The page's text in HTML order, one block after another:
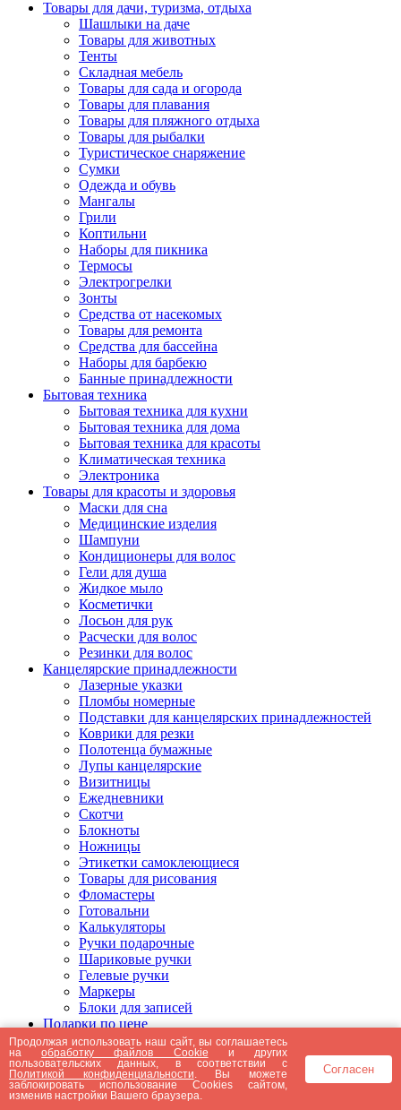
Товары для дачи, туризма, отдыха
Шашлыки на даче
Товары для животных
Тенты
Складная мебель
Товары для сада и огорода
Товары для плавания
Товары для пляжного отдыха
Товары для рыбалки
Туристическое снаряжение
Сумки
Одежда и обувь
Мангалы
Грили
Коптильни
Наборы для пикника
Термосы
Электрогрелки
Зонты
Средства от насекомых
Товары для ремонта
Средства для бассейна
Наборы для барбекю
Банные принадлежности
Бытовая техника
Бытовая техника для кухни
Бытовая техника для дома
Бытовая техника для красоты
Климатическая техника
Электроника
Товары для красоты и здоровья
Маски для сна
Медицинские изделия
Шампуни
Кондиционеры для волос
Гели для душа
Жидкое мыло
Косметички
Лосьон для рук
Расчески для волос
Резинки для волос
Канцелярские принадлежности
Лазерные указки
Пломбы номерные
Подставки для канцелярских принадлежностей
Коврики для резки
Полотенца бумажные
Лупы канцелярские
Визитницы
Ежедневники
Скотчи
Блокноты
Ножницы
Этикетки самоклеющиеся
Товары для рисования
Фломастеры
Готовальни
Калькуляторы
Ручки подарочные
Шариковые ручки
Гелевые ручки
Маркеры
Блоки для записей
Подарки по цене
Подарки от 5000 рублей
Подарки до 5000 рублей
Подарки до 3000 рублей
Подарки до 2000 рублей
Подарки до 1000 рублей
Продолжая использовать наш сайт, вы соглашаетесь
наобработку файлов Cookie и других
пользовательских данных, в соответствии с
Политикой конфиденциальности . Вы можете
заблокировать использование Cookies сайтом,
изменив настройки Вашего браузера.
Согласен